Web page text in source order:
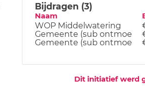
Bijdragen (3)
Naam
WOP Middelwatering
Gemeente (sub ontmoe
Gemeente (sub ontmoe
Dit initiatief werd